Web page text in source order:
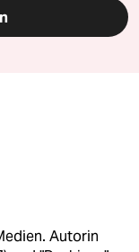
Autorin